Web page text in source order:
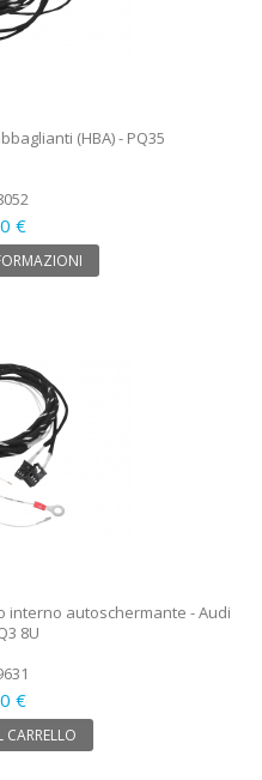
(HBA) - PQ35
€
interno autoschermante - Audi
8U
€